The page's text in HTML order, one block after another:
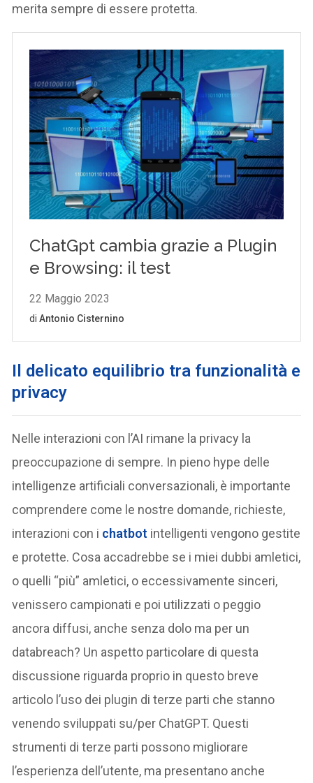
merita sempre di essere protetta.
Il delicato equilibrio tra funzionalità e
privacy
Nelle interazioni con l’AI rimane la privacy la
preoccupazione di sempre. In pieno hype delle
intelligenze artificiali conversazionali, è importante
comprendere come le nostre domande, richieste,
interazioni con i chatbot intelligenti vengono gestite
e protette. Cosa accadrebbe se i miei dubbi amletici,
o quelli “più” amletici, o eccessivamente sinceri,
venissero campionati e poi utilizzati o peggio
ancora diffusi, anche senza dolo ma per un
databreach? Un aspetto particolare di questa
discussione riguarda proprio in questo breve
articolo l’uso dei plugin di terze parti che stanno
venendo sviluppati su/per ChatGPT. Questi
strumenti di terze parti possono migliorare
l’esperienza dell’utente, ma presentano anche